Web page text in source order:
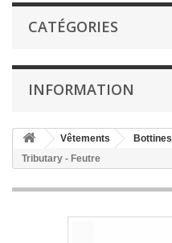
CATÉGORIES
INFORMATION
Vêtements Bottines
Tributary - Feutre